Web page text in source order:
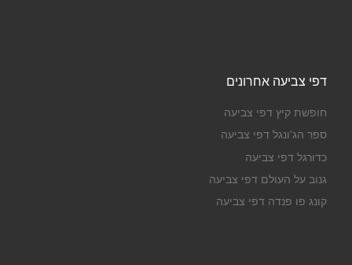
דפי צביעה אחרונים
חופשת קיץ דפי צביעה
ספר הג'ונגל דפי צביעה
כדורגל דפי צביעה
גנוב על העולם דפי צביעה
קונג פו פנדה דפי צביעה